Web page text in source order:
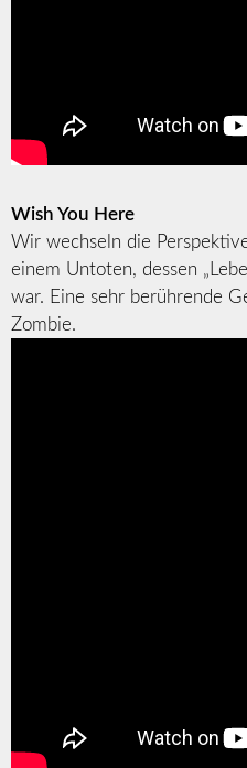
Wish You Here
Wir wechseln die
einem Untoten, dessen
war. Eine sehr berührende
Zombie.